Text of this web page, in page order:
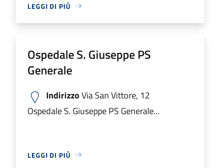
LEGGI DI PIÙ
Ospedale S. Giuseppe PS
Generale
IndirizzoVia San Vittore, 12
Ospedale S. Giuseppe PS Generale...
LEGGI DI PIÙ